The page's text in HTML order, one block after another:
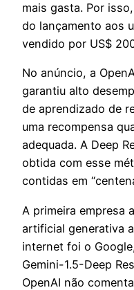
mais gasta. Por
do lançamento aos
vendido por US$
No anúncio, a
garantiu alto
de aprendizado de
uma recompensa
adequada. A Deep
obtida com esse
contidas em
A primeira empresa
artificial generativa
internet foi o
Gemini-1.5-Deep
OpenAI não